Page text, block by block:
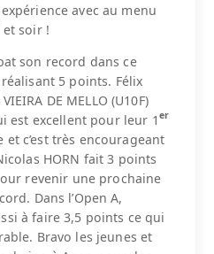
avec au menu
et soir !
son record dans ce
5 points. Félix
DE MELLO (U10F)
est excellent pour leur 1 er
c’est très encourageant
HORN fait 3 points
revenir une prochaine
Dans l’Open A,
à faire 3,5 points ce qui
Bravo les jeunes et